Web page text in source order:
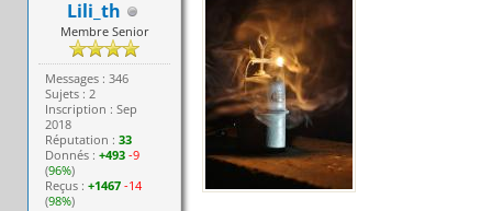
Lili_th
Membre Senior
Messages : 346
Sujets : 2
Inscription : Sep
2018
Réputation :33
Donnés :+493 -9
(96%)
Reçus :+1467 -14
(98%)